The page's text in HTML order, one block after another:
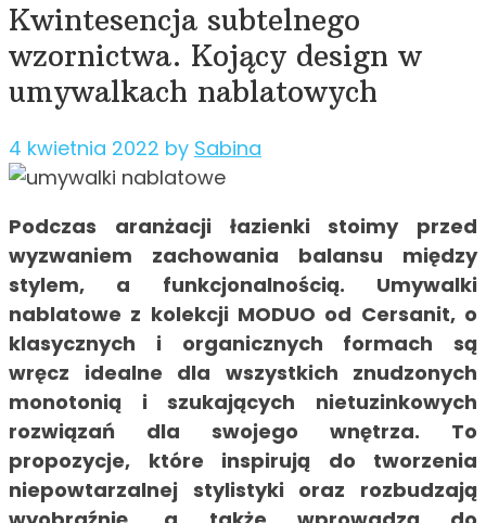
Kwintesencja subtelnego
wzornictwa. Kojący design w
umywalkach nablatowych
4 kwietnia 2022 by Sabina
Podczas aranżacji łazienki stoimy przed
wyzwaniem zachowania balansu między
stylem, a funkcjonalnością. Umywalki
nablatowe z kolekcji MODUO od Cersanit, o
klasycznych i organicznych formach są
wręcz idealne dla wszystkich znudzonych
monotonią i szukających nietuzinkowych
rozwiązań dla swojego wnętrza. To
propozycje, które inspirują do tworzenia
niepowtarzalnej stylistyki oraz rozbudzają